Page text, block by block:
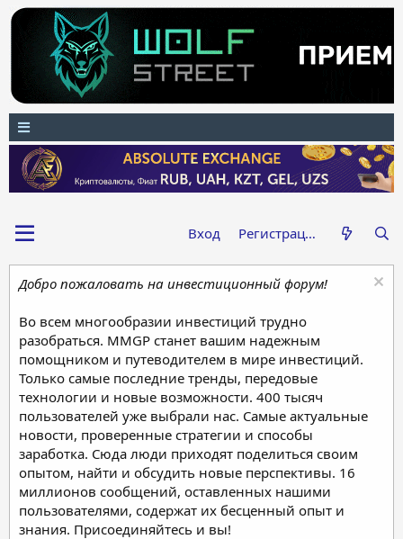
Вход Регистрация
Добро пожаловать на инвестиционный форум!
Во всем многообразии инвестиций трудно
разобраться. MMGP станет вашим надежным
помощником и путеводителем в мире инвестиций.
Только самые последние тренды, передовые
технологии и новые возможности. 400 тысяч
пользователей уже выбрали нас. Самые актуальные
новости, проверенные стратегии и способы
заработка. Сюда люди приходят поделиться своим
опытом, найти и обсудить новые перспективы. 16
миллионов сообщений, оставленных нашими
пользователями, содержат их бесценный опыт и
знания. Присоединяйтесь и вы!